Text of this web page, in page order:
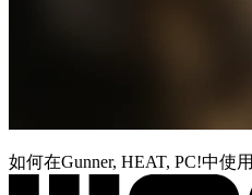
如何在Gunner, HEAT, PC!中使用